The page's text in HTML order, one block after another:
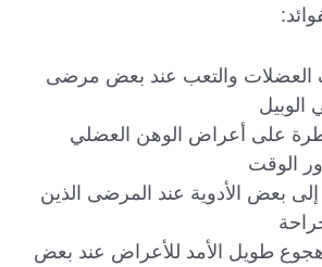
والتعب عند بعض مرضى
الوبيل
على أعراض الوهن العضلي
الوقت
إلى بعض الأدوية عند المرضى الذين
طويل الأمد للأعراض عند بعض